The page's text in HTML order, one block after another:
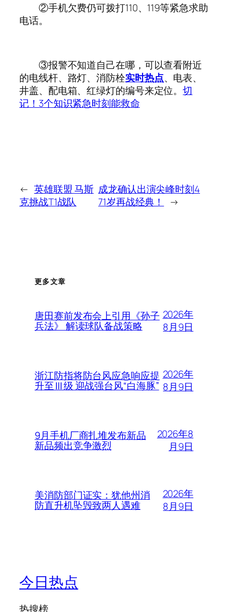
②手机欠费仍可拨打110、119等紧急求助
电话。
③报警不知道自己在哪，可以查看附近
的电线杆、路灯、消防栓实时热点、电表、
井盖、配电箱、红绿灯的编号来定位。切
记！3个知识紧急时刻能救命
← 英雄联盟 马斯
克挑战T1战队
成龙确认出演尖峰时刻4
71岁再战经典！
→
更多文章
唐田赛前发布会上引用《孙子
兵法》 解读球队备战策略
2026年
8月9日
浙江防指将防台风应急响应提
升至Ⅲ级 迎战强台风“白海豚”
2026年
8月9日
9月手机厂商扎堆发布新品
新品频出竞争激烈
2026年8
月9日
美消防部门证实：犹他州消
防直升机坠毁致两人遇难
2026年
8月9日
今日热点
热搜榜